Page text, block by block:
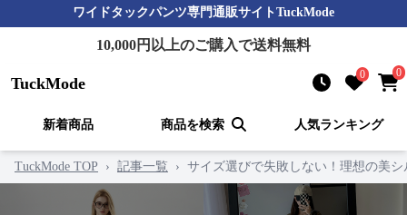
ワイドタックパンツ専門通販サイトTuckMode
10,000円以上のご購入で送料無料
TuckMode 0 0
新着商品 商品を検索 人気ランキング
TuckMode TOP › 記事一覧 › サイズ選びで失敗しない！理想の美